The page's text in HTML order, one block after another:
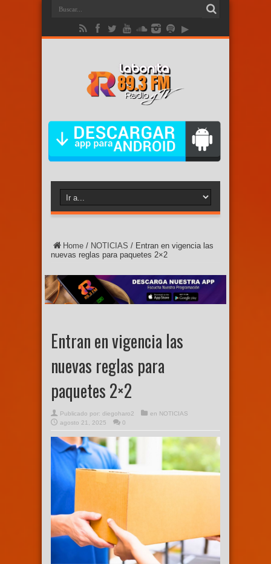
Home / NOTICIAS / Entran en vigencia las
nuevas reglas para paquetes 2×2
Entran en vigencia las
nuevas reglas para
paquetes 2×2
Publicado por: diegoharo2 en NOTICIAS
agosto 21, 2025
0